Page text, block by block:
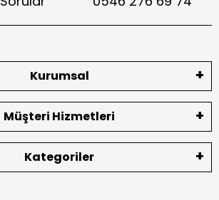
Kurumsal
Müşteri Hizmetleri
Kategoriler